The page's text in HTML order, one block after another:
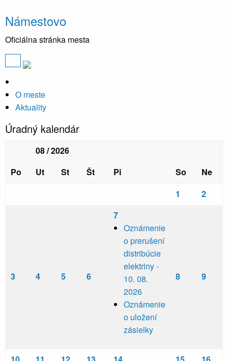
Námestovo
Oficiálna stránka mesta
O meste
Aktuality
Úradný kalendár
08 / 2026
Po
Ut St Št Pi So
Ne
1
2
3 4 5 6
7
Oznámenie
o prerušení
distribúcie
elektriny -
10. 08.
2026
Oznámenie
o uložení
zásielky
8 9